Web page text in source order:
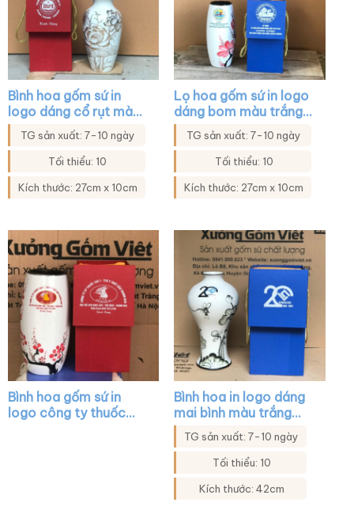
Bình hoa gốm sứ in
logo dáng cổ rụt màu
trắng họa tiết hoa sen
XG-LH21
TG sản xuất: 7-10 ngày
Tối thiểu: 10
Kích thước: 27cm x 10cm
Lọ hoa gốm sứ in logo
dáng bom màu trắng
họa tiết hoa đào XG-
LH34
TG sản xuất: 7-10 ngày
Tối thiểu: 10
Kích thước: 27cm x 10cm
Bình hoa gốm sứ in
logo công ty thuốc
Bình hoa in logo dáng
mai bình màu trắng
họa tiết sen đen XG-
LH26
TG sản xuất: 7-10 ngày
Tối thiểu: 10
Kích thước: 42cm